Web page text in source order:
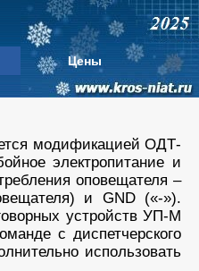
Цены
модификацией ОДТ-
электропитание и
оповещателя –
и GND («-»).
устройств УП-М
с диспетчерского
использовать